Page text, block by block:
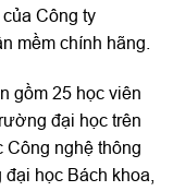
Công ty
mềm chính hãng.
gồm 25 học viên
đại học trên
Công nghệ thông
học Bách khoa,